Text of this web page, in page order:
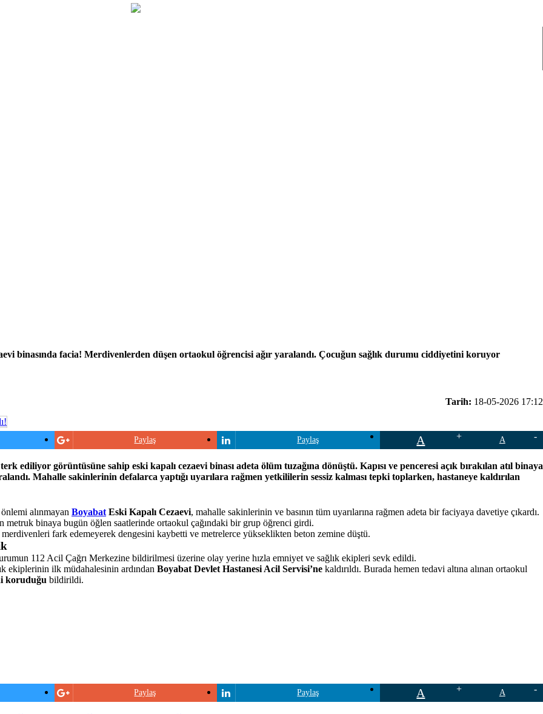
binasında facia! Merdivenlerden düşen ortaokul öğrencisi ağır yaralandı. Çocuğun sağlık durumu ciddiyetini koruyor
Tarih: 18-05-2026 17:12
Paylaş Paylaş A A
ediliyor görüntüsüne sahip eski kapalı cezaevi binası adeta ölüm tuzağına dönüştü. Kapısı ve penceresi açık bırakılan atıl binaya
Mahalle sakinlerinin defalarca yaptığı uyarılara rağmen yetkililerin sessiz kalması tepki toplarken, hastaneye kaldırılan
alınmayan Boyabat Eski Kapalı Cezaevi, mahalle sakinlerinin ve basının tüm uyarılarına rağmen adeta bir faciyaya davetiye çıkardı.
metruk binaya bugün öğlen saatlerinde ortaokul çağındaki bir grup öğrenci girdi.
fark edemeyerek dengesini kaybetti ve metrelerce yükseklikten beton zemine düştü.
112 Acil Çağrı Merkezine bildirilmesi üzerine olay yerine hızla emniyet ve sağlık ekipleri sevk edildi.
ekiplerinin ilk müdahalesinin ardından Boyabat Devlet Hastanesi Acil Servisi’ne kaldırıldı. Burada hemen tedavi altına alınan ortaokul
koruduğu bildirildi.
Paylaş Paylaş A A